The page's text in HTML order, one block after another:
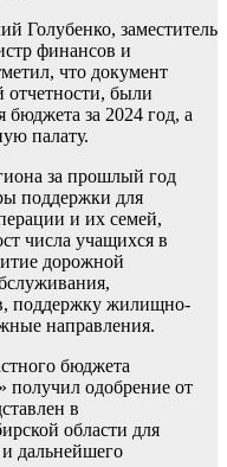
Голубенко, заместитель
финансов и
что документ
были
бюджета за 2024 год, а
палату.
за прошлый год
поддержки для
и их семей,
числа учащихся в
дорожной
поддержку жилищно-
направления.
бюджета
получил одобрение от
в
области для
дальнейшего